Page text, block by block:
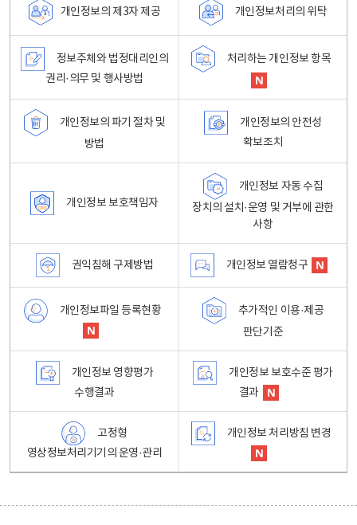
개인정보의 제3자 제공 개인정보처리의 위탁
정보주체와 법정대리인의
권리·의무 및 행사방법
처리하는 개인정보 항목
개인정보의 파기 절차 및
방법
개인정보의 안전성
확보조치
개인정보 보호책임자
개인정보 자동 수집
장치의 설치·운영 및 거부에 관한
사항
권익침해 구제방법 개인정보 열람청구
개인정보파일 등록현황
추가적인 이용·제공
판단기준
개인정보 영향평가
수행결과
개인정보 보호수준 평가
결과
고정형
영상정보처리기기의 운영·관리
개인정보 처리방침 변경